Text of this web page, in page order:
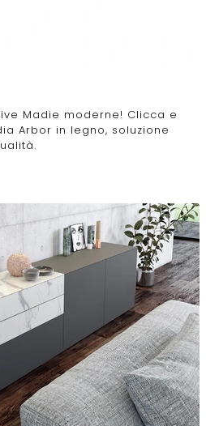
Madie moderne! Clicca e
Arbor in legno, soluzione